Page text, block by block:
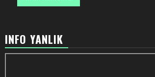
INFO YANLIK